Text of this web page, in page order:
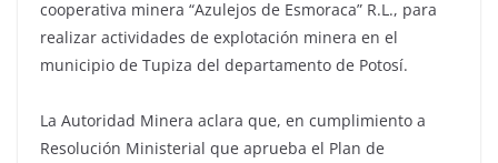
cooperativa minera “Azulejos de Esmoraca” R.L., para
realizar actividades de explotación minera en el
municipio de Tupiza del departamento de Potosí.
La Autoridad Minera aclara que, en cumplimiento a
Resolución Ministerial que aprueba el Plan de